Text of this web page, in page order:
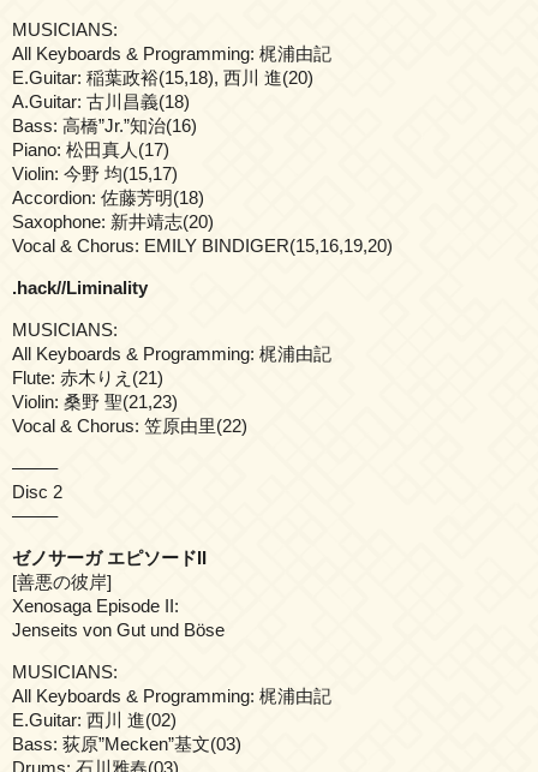
MUSICIANS:
All Keyboards & Programming: 梶浦由記
E.Guitar: 稲葉政裕(15,18), 西川 進(20)
A.Guitar: 古川昌義(18)
Bass: 高橋”Jr.”知治(16)
Piano: 松田真人(17)
Violin: 今野 均(15,17)
Accordion: 佐藤芳明(18)
Saxophone: 新井靖志(20)
Vocal & Chorus: EMILY BINDIGER(15,16,19,20)
.hack//Liminality
MUSICIANS:
All Keyboards & Programming: 梶浦由記
Flute: 赤木りえ(21)
Violin: 桑野 聖(21,23)
Vocal & Chorus: 笠原由里(22)
——–
Disc 2
——–
ゼノサーガ エピソードII
[善悪の彼岸]
Xenosaga Episode II:
Jenseits von Gut und Böse
MUSICIANS:
All Keyboards & Programming: 梶浦由記
E.Guitar: 西川 進(02)
Bass: 荻原”Mecken”基文(03)